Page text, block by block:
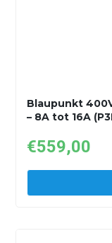
Blaupunkt
– 8A tot 16A
€559,00